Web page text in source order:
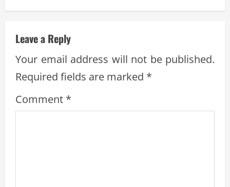
e
R
e
a
Leave a Reply
Your email address will not be published.
Required fields are marked *
Comment *